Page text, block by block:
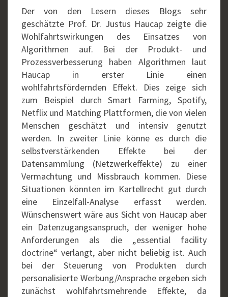
Der von den Lesern dieses Blogs sehr
geschätzte Prof. Dr. Justus Haucap zeigte die
Wohlfahrtswirkungen des Einsatzes von
Algorithmen auf. Bei der Produkt- und
Prozessverbesserung haben Algorithmen laut
Haucap in erster Linie einen
wohlfahrtsfördernden Effekt. Dies zeige sich
zum Beispiel durch Smart Farming, Spotify,
Netflix und Matching Plattformen, die von vielen
Menschen geschätzt und intensiv genutzt
werden. In zweiter Linie könne es durch die
selbstverstärkenden Effekte bei der
Datensammlung (Netzwerkeffekte) zu einer
Vermachtung und Missbrauch kommen. Diese
Situationen könnten im Kartellrecht gut durch
eine Einzelfall-Analyse erfasst werden.
Wünschenswert wäre aus Sicht von Haucap aber
ein Datenzugangsanspruch, der weniger hohe
Anforderungen als die „essential facility
doctrine“ verlangt, aber nicht beliebig ist. Auch
bei der Steuerung von Produkten durch
personalisierte Werbung/Ansprache ergeben sich
zunächst wohlfahrtsmehrende Effekte, da